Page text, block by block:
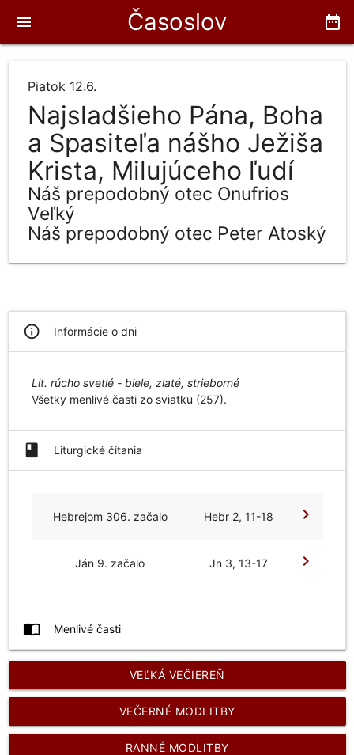
Časoslov date_range
menu
Piatok 12.6.
Najsladšieho Pána, Boha
a Spasiteľa nášho Ježiša
Krista, Milujúceho ľudí
Náš prepodobný otec Onufrios
Veľký
Náš prepodobný otec Peter Atoský
info_outline Informácie o dni
Lit. rúcho svetlé - biele, zlaté, strieborné
Všetky menlivé časti zo sviatku (257).
book Liturgické čítania
Hebrejom 306. začalo Hebr 2, 11-18 chevron_right
Ján 9. začalo Jn 3, 13-17 chevron_right
import_contacts Menlivé časti
VEĽKÁ VEČIEREŇ
VEČERNÉ MODLITBY
RANNÉ MODLITBY